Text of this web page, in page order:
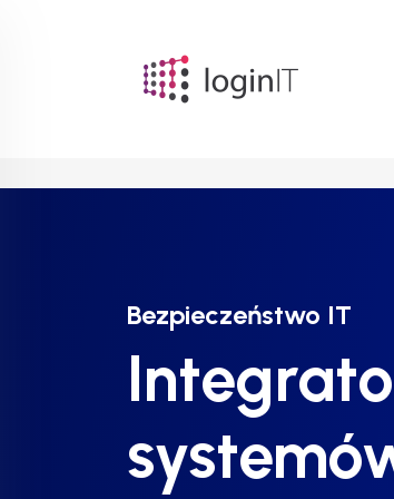
Bezpieczeństwo IT
Bezpieczeństwo IT
Bezpieczeństwo IT